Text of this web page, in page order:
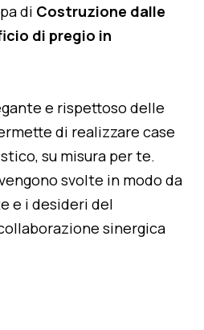
di Costruzione dalle
di pregio in
e rispettoso delle
di realizzare case
su misura per te.
svolte in modo da
e i desideri del
sinergica